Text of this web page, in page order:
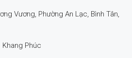
Vương, Phường An Lạc, Bình Tân,
Phúc